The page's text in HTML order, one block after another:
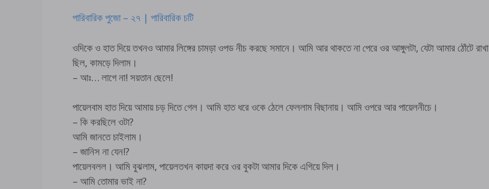
পারিবারিক পুজো – ২৭ | পারিবারিক চটি
ওদিকে ও হাত দিয়ে তখনও আমার লিঙ্গের চামড়া ওপড নীচ করছে সমানে। আমি আর থাকতে না পেরে ওর আঙ্গুলটা, যেটা আমার ঠোঁটে রাখা
ছিল, কামড়ে দিলাম।
– আঃ… লাগে না! সয়তান ছেলে!
পায়েলবাম হাত দিয়ে আমায় চড় দিতে গেল। আমি হাত ধরে ওকে ঠেলে ফেললাম বিছানায়। আমি ওপরে আর পায়েলনীচে।
– কি করছিলে ওটা?
আমি জানতে চাইলাম।
– জানিস না যেন!?
পায়েলবলল। আমি বুঝলাম, পায়েলতখন কায়দা করে ওর বুকটা আমার দিকে এগিয়ে দিল।
– আমি তোমার ভাই না?